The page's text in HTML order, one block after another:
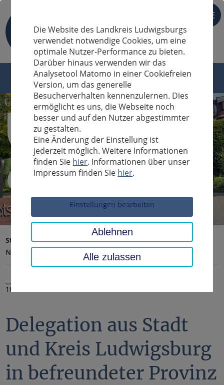
DE
Sucheingabe
Startseite Landratsamt, Landkreis
Aktuelles
Nachrichten
18.09.2020
Delegation aus Stadt
und Kreis Ludwigsburg
in befreundeter Provinz
Die Website des Landkreis Ludwigsburgs
verwendet notwendige Cookies, um eine
optimale Nutzer-Performance zu bieten.
Darüber hinaus verwenden wir das
Analysetool Matomo in einer Cookiefreien
Version, um das generelle
Besucherverhalten kennenzulernen. Dies
ermöglicht es uns, die Webseite noch
besser und auf den Nutzer abgestimmter
zu gestalten.
Eine Änderung der Einstellung ist
jederzeit möglich. Weitere Informationen
finden Sie hier. Informationen über unser
Impressum finden Sie hier.
Einstellungen bearbeiten
Ablehnen
Alle zulassen